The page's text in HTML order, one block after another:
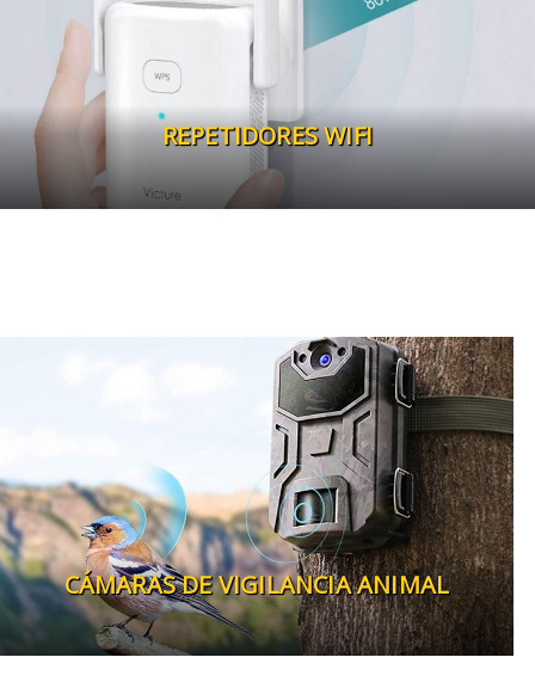
REPETIDORES WIFI
CÁMARAS DE VIGILANCIA ANIMAL